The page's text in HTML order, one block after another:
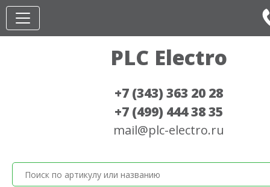
PLC Electro
+7 (343) 363 20 28
+7 (499) 444 38 35
mail@plc-electro.ru